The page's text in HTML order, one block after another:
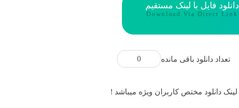
دانلود فایل با لینک مستقیم
Download Via Direct Link
تعداد دانلود باقی مانده 0
لینک دانلود مختص کاربران ویژه میباشد !